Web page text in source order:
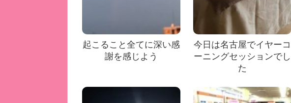
起こること全てに深い感
謝を感じよう
今日は名古屋でイヤーコ
ーニングセッションでし
た